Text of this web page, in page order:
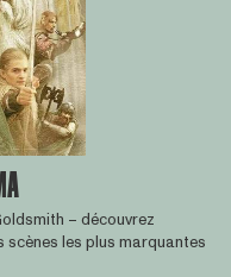
– découvrez
scènes les plus marquantes